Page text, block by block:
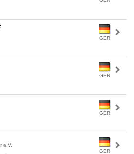
GER
GER
GER
GER
e.V.